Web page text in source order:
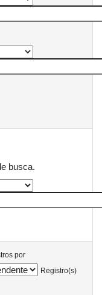
busca.
por
Registro(s)